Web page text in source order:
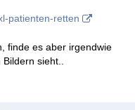
patienten-retten
finde es aber irgendwie
sieht..